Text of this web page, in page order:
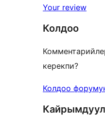
star
Your review
Колдоо
керекпи?
Колдоо